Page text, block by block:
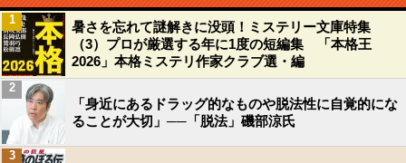
暑さを忘れて謎解きに没頭！ミステリー文庫特集
（3）プロが厳選する年に1度の短編集 「本格王
2026」本格ミステリ作家クラブ選・編
1
「身近にあるドラッグ的なものや脱法性に自覚的にな
ることが大切」──「脱法」磯部涼氏
2
3